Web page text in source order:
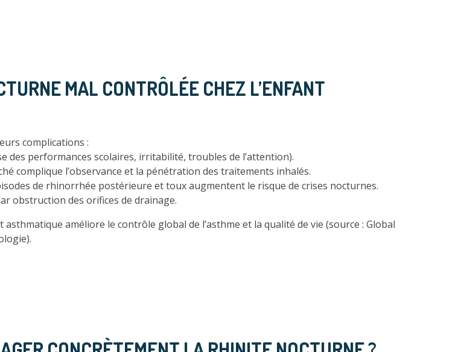
MAL CONTRÔLÉE CHEZ L’ENFANT
complications :
des performances scolaires, irritabilité, troubles de l’attention).
complique l’observance et la pénétration des traitements inhalés.
de rhinorrhée postérieure et toux augmentent le risque de crises nocturnes.
obstruction des orifices de drainage.
améliore le contrôle global de l’asthme et la qualité de vie (source : Global